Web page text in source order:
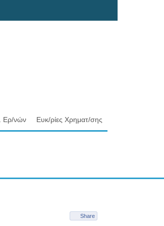
Ερ/νών Ευκ/ρίες Χρηματ/σης
Share